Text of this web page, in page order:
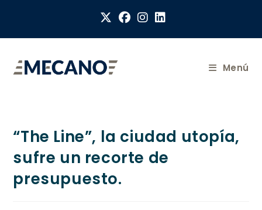
Menú
“The Line”, la ciudad utopía,
sufre un recorte de
presupuesto.